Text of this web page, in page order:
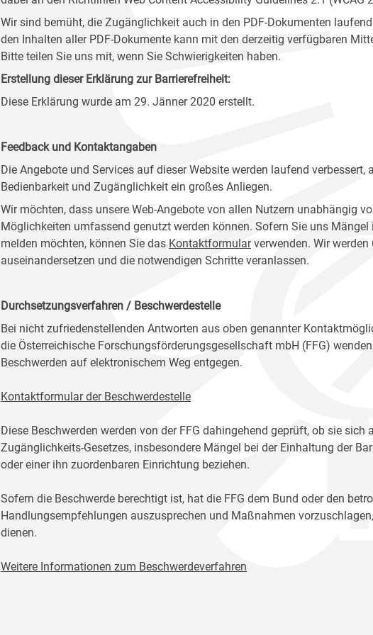
Wir sind bemüht, die Zugänglichkeit auch in den PDF-Dokumenten
den Inhalten aller PDF-Dokumente kann mit den derzeitig verfügbaren
Bitte teilen Sie uns mit, wenn Sie Schwierigkeiten haben.
Erstellung dieser Erklärung zur Barrierefreiheit:
Diese Erklärung wurde am 29. Jänner 2020 erstellt.
Feedback und Kontaktangaben
Die Angebote und Services auf dieser Website werden laufend
Bedienbarkeit und Zugänglichkeit ein großes Anliegen.
Wir möchten, dass unsere Web-Angebote von allen Nutzern unabhängig
Möglichkeiten umfassend genutzt werden können. Sofern Sie uns
melden möchten, können Sie das Kontaktformularverwenden. Wir
auseinandersetzen und die notwendigen Schritte veranlassen.
Durchsetzungsverfahren / Beschwerdestelle
Bei nicht zufriedenstellenden Antworten aus oben genannter
die Österreichische Forschungsförderungsgesellschaft mbH (FFG)
Beschwerden auf elektronischem Weg entgegen.
Kontaktformular der Beschwerdestelle
Diese Beschwerden werden von der FFG dahingehend geprüft, ob sie sich
Zugänglichkeits-Gesetzes, insbesondere Mängel bei der Einhaltung der
oder einer ihn zuordenbaren Einrichtung beziehen.
Sofern die Beschwerde berechtigt ist, hat die FFG dem Bund oder den
Handlungsempfehlungen auszusprechen und Maßnahmen
dienen.
Weitere Informationen zum Beschwerdeverfahren